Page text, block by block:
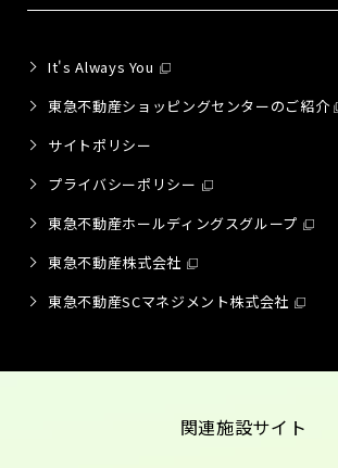
It's Always You
東急不動産ショッピングセンターのご紹介
サイトポリシー
プライバシーポリシー
東急不動産ホールディングスグループ
東急不動産株式会社
東急不動産SCマネジメント株式会社
関連施設サイト